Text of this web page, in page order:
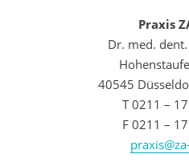
Praxis
Dr. med.
40545
T 0211 –
F 0211 –